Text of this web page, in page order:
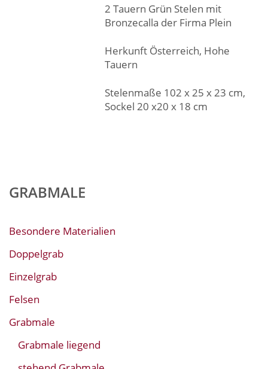
2 Tauern Grün Stelen mit
Bronzecalla der Firma Plein
Herkunft Österreich, Hohe
Tauern
Stelenmaße 102 x 25 x 23 cm,
Sockel 20 x20 x 18 cm
GRABMALE
Besondere Materialien
Doppelgrab
Einzelgrab
Felsen
Grabmale
Grabmale liegend